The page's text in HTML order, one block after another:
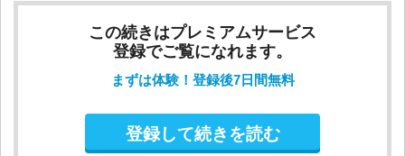
この続きはプレミアムサービス
登録でご覧になれます。
まずは体験！登録後7日間無料
登録して続きを読む